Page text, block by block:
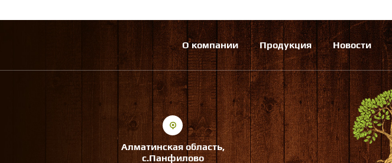
О компании Продукция Новости
Алматинская область,
с.Панфилово